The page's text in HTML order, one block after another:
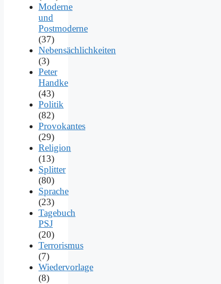
Moderne
und
Postmoderne
(37)
Nebensächlichkeiten
(3)
Peter
Handke
(43)
Politik
(82)
Provokantes
(29)
Religion
(13)
Splitter
(80)
Sprache
(23)
Tagebuch
PSJ
(20)
Terrorismus
(7)
Wiedervorlage
(8)